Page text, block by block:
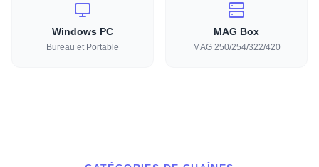
Windows PC
Bureau et Portable
MAG Box
MAG 250/254/322/420